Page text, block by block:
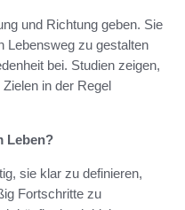
und Richtung geben. Sie
Lebensweg zu gestalten
bei. Studien zeigen,
in der Regel
Leben?
sie klar zu definieren,
Fortschritte zu